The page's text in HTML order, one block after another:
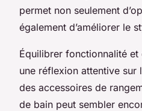
permet non seulement
également d’améliorer le
Équilibrer fonctionnalité et
une réflexion attentive sur
des accessoires de
de bain peut sembler